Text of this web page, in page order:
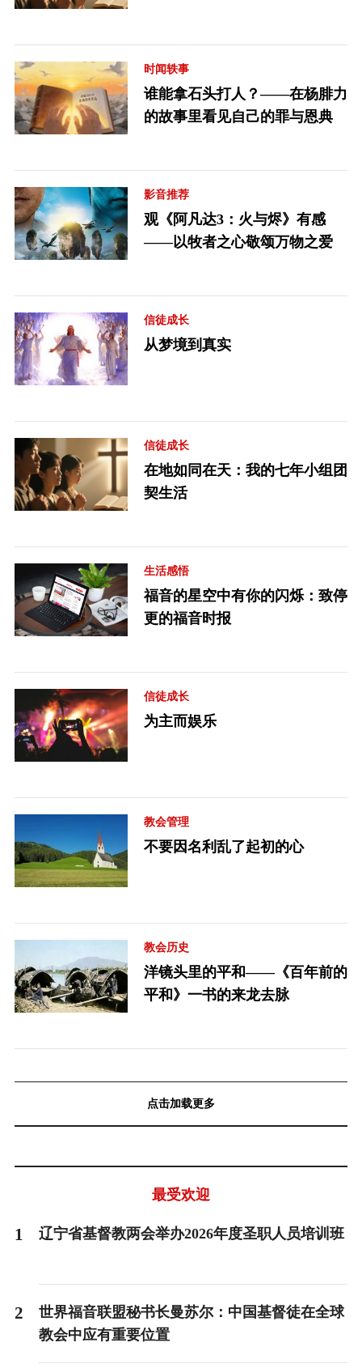
时闻轶事
谁能拿石头打人？——在杨腓力
的故事里看见自己的罪与恩典
影音推荐
观《阿凡达3：火与烬》有感
——以牧者之心敬颂万物之爱
信徒成长
从梦境到真实
信徒成长
在地如同在天：我的七年小组团
契生活
生活感悟
福音的星空中有你的闪烁：致停
更的福音时报
信徒成长
为主而娱乐
教会管理
不要因名利乱了起初的心
教会历史
洋镜头里的平和——《百年前的
平和》一书的来龙去脉
点击加载更多
最受欢迎
1 辽宁省基督教两会举办2026年度圣职人员培训班
2
世界福音联盟秘书长曼苏尔：中国基督徒在全球
教会中应有重要位置